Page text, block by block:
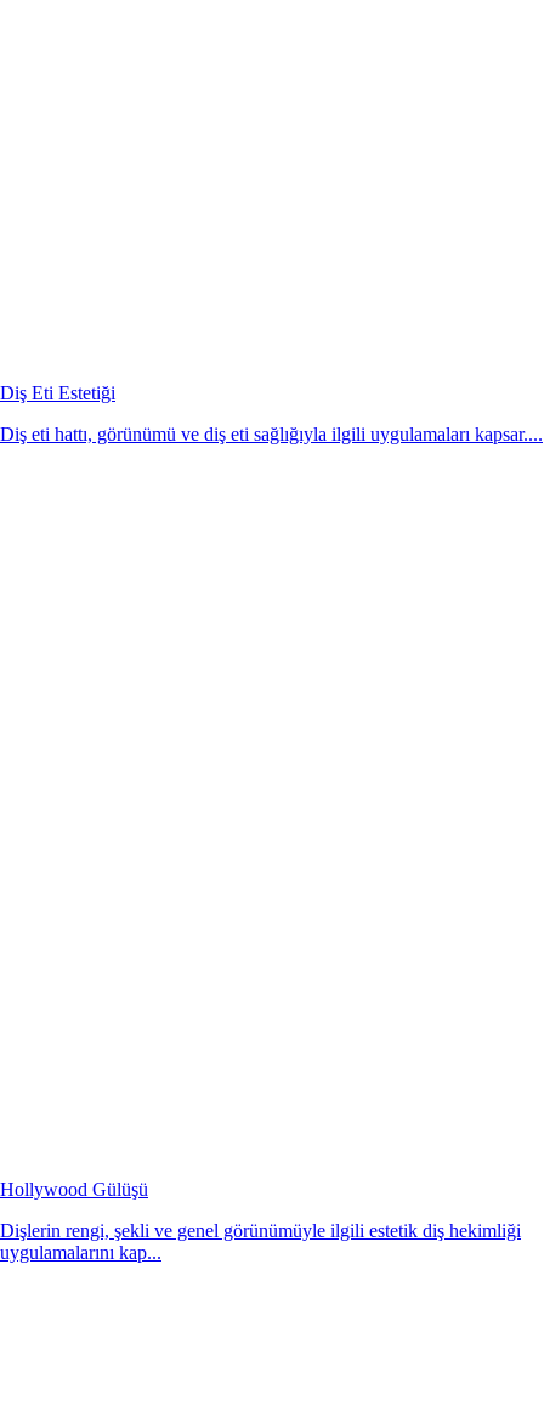
Diş Eti Estetiği
Diş eti hattı, görünümü ve diş eti sağlığıyla ilgili uygulamaları kapsar....
Hollywood Gülüşü
Dişlerin rengi, şekli ve genel görünümüyle ilgili estetik diş hekimliği
uygulamalarını kap...